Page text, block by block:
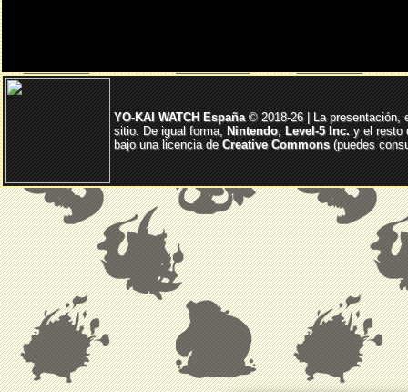
YO-KAI WATCH España© 2018-26 | La presentación,
sitio. De igual forma, Nintendo, Level-5 Inc.y el resto
bajo una licencia deCreative Commons(puedes